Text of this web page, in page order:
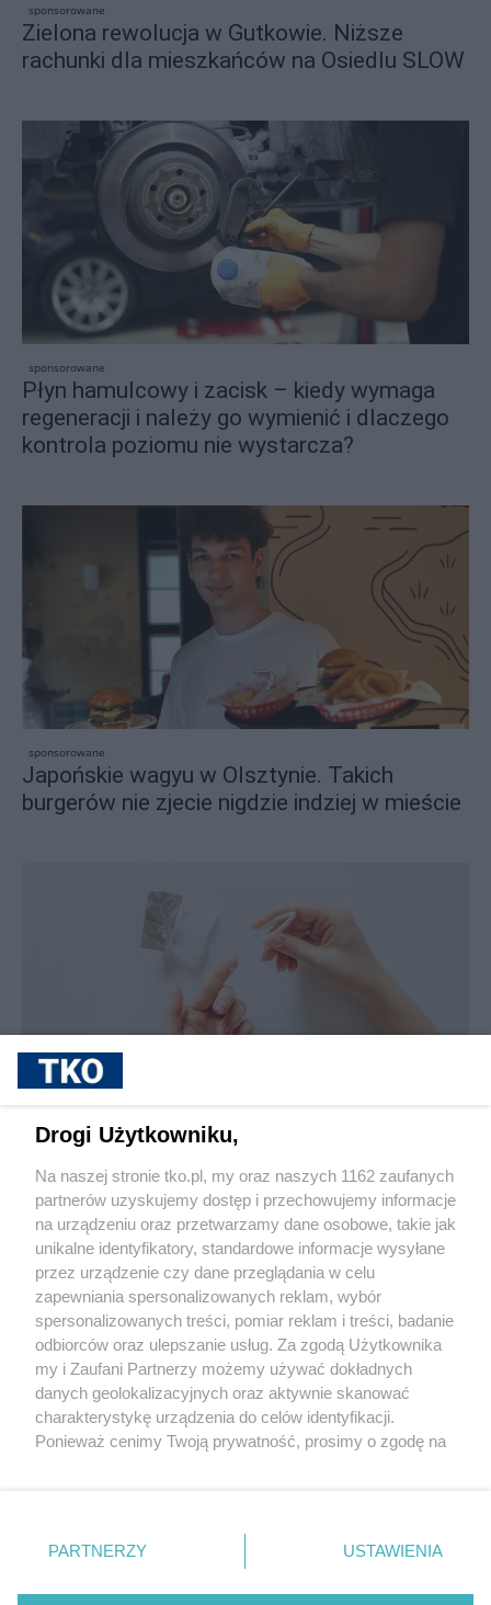
sponsorowane
Zielona rewolucja w Gutkowie. Niższe
rachunki dla mieszkańców na Osiedlu SLOW
sponsorowane
Płyn hamulcowy i zacisk – kiedy wymaga
regeneracji i należy go wymienić i dlaczego
kontrola poziomu nie wystarcza?
sponsorowane
Japońskie wagyu w Olsztynie. Takich
burgerów nie zjecie nigdzie indziej w mieście
Jak rozpoznać, że soczewki kontaktowe są
Pokaż więcej
Reklama Tematy Archiwum artykułów
Strona korzysta z plików cookies w celu realizacji usług. Pozostając na niej,
Drogi Użytkowniku,
Na naszej stronie tko.pl, my oraz naszych 1162 zaufanych
partnerów uzyskujemy dostęp i przechowujemy informacje
na urządzeniu oraz przetwarzamy dane osobowe, takie jak
unikalne identyfikatory, standardowe informacje wysyłane
przez urządzenie czy dane przeglądania w celu
zapewniania spersonalizowanych reklam, wybór
spersonalizowanych treści, pomiar reklam i treści, badanie
odbiorców oraz ulepszanie usług. Za zgodą Użytkownika
my i Zaufani Partnerzy możemy używać dokładnych
danych geolokalizacyjnych oraz aktywnie skanować
charakterystykę urządzenia do celów identyfikacji.
Ponieważ cenimy Twoją prywatność, prosimy o zgodę na
znajdujący się w lewym dolnym rogu strony
. Niektóre
rodzaje przetwarzania danych nie wymagają zgody
użytkownika, ale masz prawo sprzeciwić się takiemu
PARTNERZY USTAWIENIA